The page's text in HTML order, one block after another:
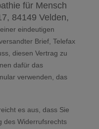
für Mensch
84149 Velden,
eindeutigen
Brief, Telefax
diesen Vertrag zu
dafür das
verwenden, das
es aus, dass Sie
des Widerrufsrechts